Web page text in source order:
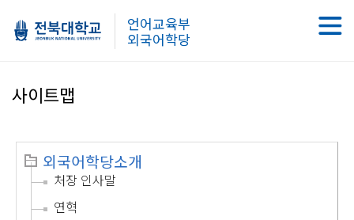
언어교육부
외국어학당
사이트맵
외국어학당소개
처장 인사말
연혁